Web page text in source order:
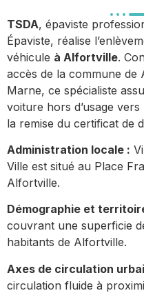
TSDA, épaviste
Épaviste, réalise
véhicule à Alfortville.
accès de la commune de
Marne, ce spécialiste
voiture hors d’usage
la remise du certificat de
Administration locale :
Ville est situé au Place
Alfortville.
Démographie et
couvrant une superficie
habitants de Alfortville.
Axes de circulation
circulation fluide à